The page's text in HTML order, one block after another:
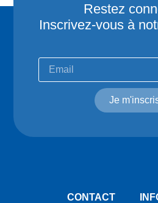
Restez
Inscrivez-vous à
Je
CONTACT